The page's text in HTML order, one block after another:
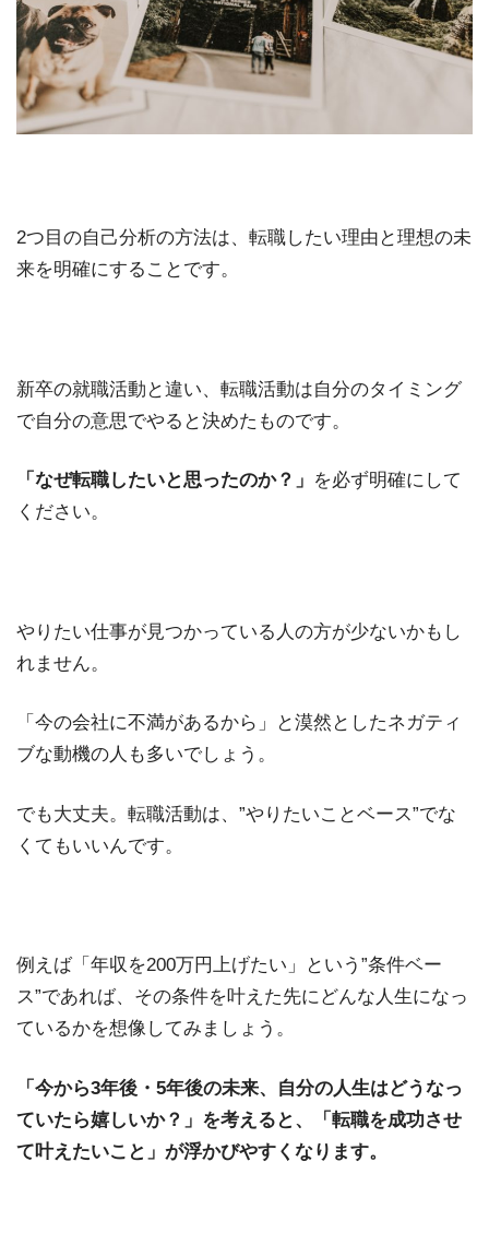
2つ目の自己分析の方法は、転職したい理由と理想の未
来を明確にすることです。
新卒の就職活動と違い、転職活動は自分のタイミング
で自分の意思でやると決めたものです。
「なぜ転職したいと思ったのか？」 を必ず明確にして
ください。
やりたい仕事が見つかっている人の方が少ないかもし
れません。
「今の会社に不満があるから」と漠然としたネガティ
ブな動機の人も多いでしょう。
でも大丈夫。転職活動は、”やりたいことベース”でな
くてもいいんです。
例えば「年収を200万円上げたい」という”条件ベー
ス”であれば、その条件を叶えた先にどんな人生になっ
ているかを想像してみましょう。
「今から3年後・5年後の未来、自分の人生はどうなっ
ていたら嬉しいか？」を考えると、「転職を成功させ
て叶えたいこと」が浮かびやすくなります。